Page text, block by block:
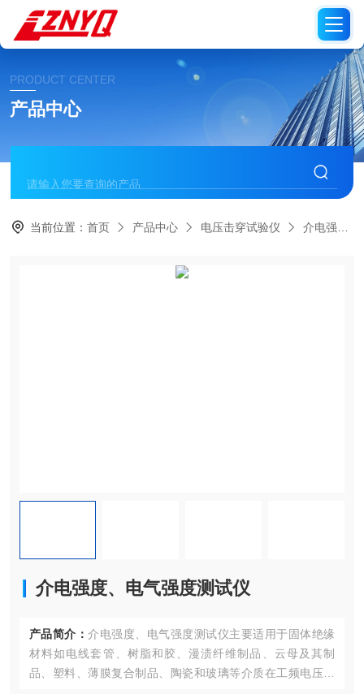
PRODUCT CENTER
产品中心
当前位置：首页 产品中心 电压击穿试验仪 介电强度、电气强度测试仪
介电强度、电气强度测试仪
产品简介： 介电强度、电气强度测试仪主要适用于固体绝缘
材料如电线套管、树脂和胶、漫渍纤维制品、云母及其制
品、塑料、薄膜复合制品、陶瓷和玻璃等介质在工频电压或